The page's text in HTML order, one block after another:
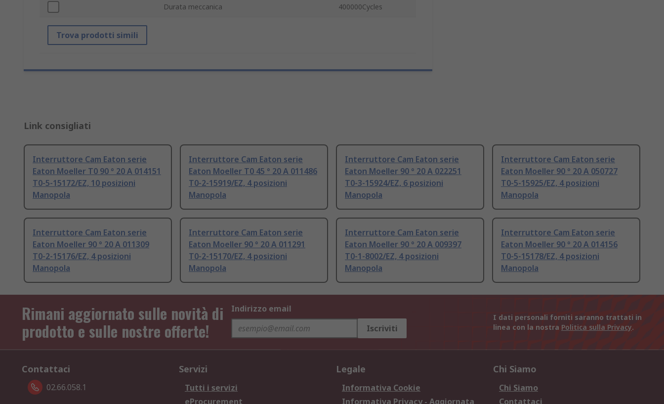
Durata meccanica 400000Cycles
Trova prodotti simili
Link consigliati
Interruttore Cam Eaton serie
Eaton Moeller T0 90 ° 20 A 014151
T0-5-15172/EZ, 10 posizioni
Manopola
Interruttore Cam Eaton serie
Eaton Moeller T0 45 ° 20 A 011486
T0-2-15919/EZ, 4 posizioni
Manopola
Interruttore Cam Eaton serie
Eaton Moeller 90 ° 20 A 022251
T0-3-15924/EZ, 6 posizioni
Manopola
Interruttore Cam Eaton serie
Eaton Moeller 90 ° 20 A 050727
T0-5-15925/EZ, 4 posizioni
Manopola
Interruttore Cam Eaton serie
Eaton Moeller 90 ° 20 A 011309
T0-2-15176/EZ, 4 posizioni
Manopola
Interruttore Cam Eaton serie
Eaton Moeller 90 ° 20 A 011291
T0-2-15170/EZ, 4 posizioni
Manopola
Interruttore Cam Eaton serie
Eaton Moeller 90 ° 20 A 009397
T0-1-8002/EZ, 4 posizioni
Manopola
Interruttore Cam Eaton serie
Eaton Moeller 90 ° 20 A 014156
T0-5-15178/EZ, 4 posizioni
Manopola
Rimani aggiornato sulle novità di
prodotto e sulle nostre offerte!
Indirizzo email
Iscriviti
I dati personali forniti saranno trattati in
linea con la nostra Politica sulla Privacy.
Contattaci
02.66.058.1
Servizi
Tutti i servizi
eProcurement
Legale
Informativa Cookie
Informativa Privacy - Aggiornata
Chi Siamo
Chi Siamo
Contattaci